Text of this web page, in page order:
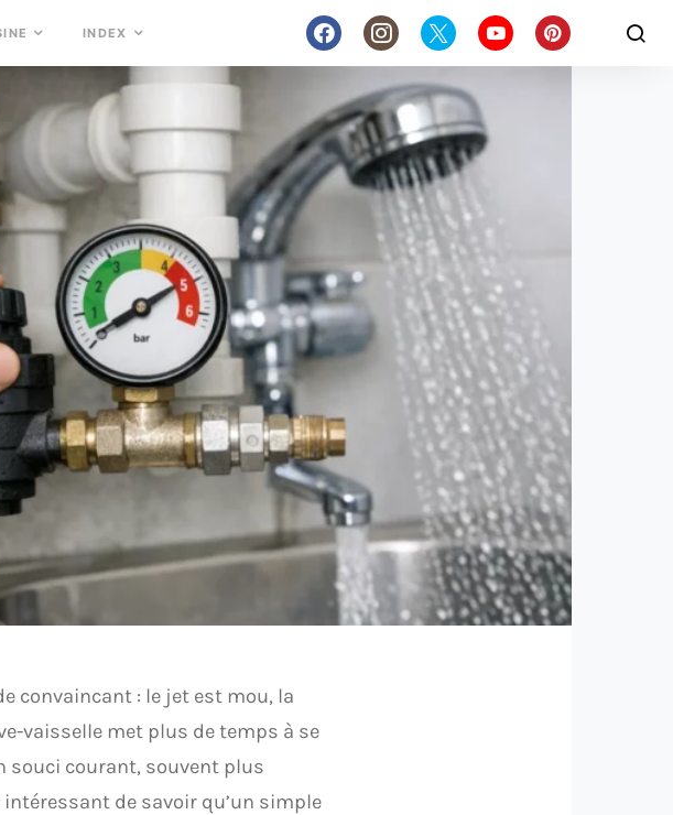
INDEX
convaincant : le jet est mou, la
vaisselle met plus de temps à se
souci courant, souvent plus
de savoir qu’un simple